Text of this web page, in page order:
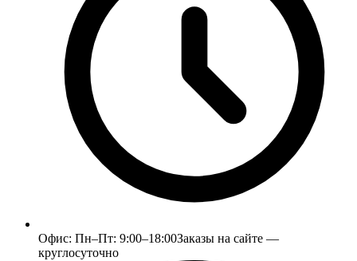
Офис: Пн–Пт: 9:00–18:00Заказы на сайте —
круглосуточно